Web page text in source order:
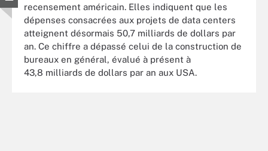
recensement américain. Elles indiquent que les
dépenses consacrées aux projets de data centers
atteignent désormais 50,7 milliards de dollars par
an. Ce chiffre a dépassé celui de la construction de
bureaux en général, évalué à présent à
43,8 milliards de dollars par an aux USA.